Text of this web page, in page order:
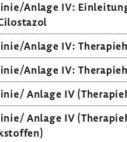
Anlage IV:
Anlage IV:
Anlage IV:
Anlage IV
Anlage IV